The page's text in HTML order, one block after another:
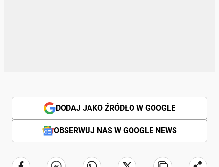
DODAJ JAKO ŹRÓDŁO W GOOGLE
OBSERWUJ NAS W GOOGLE NEWS